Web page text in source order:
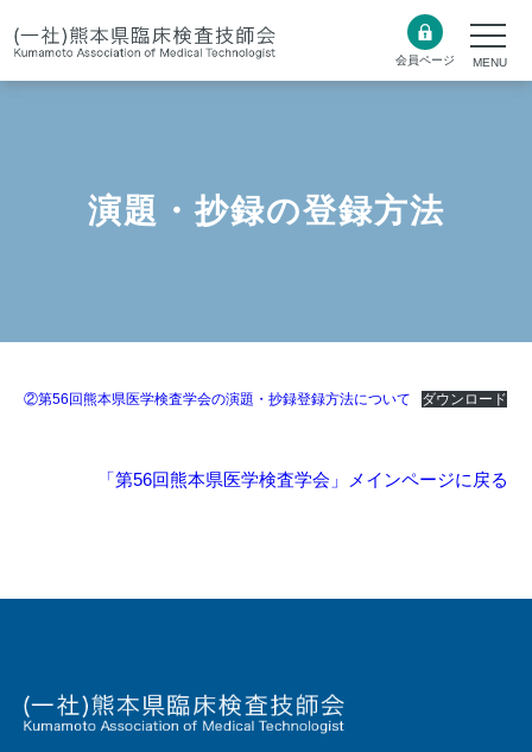
会員ページ
演題・抄録の登録方法
②第56回熊本県医学検査学会の演題・抄録登録方法について ダウンロード
「第56回熊本県医学検査学会」メインページに戻る